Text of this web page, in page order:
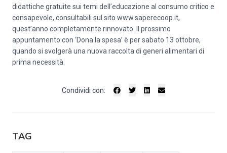
didattiche gratuite sui temi dell’educazione al consumo critico e
consapevole, consultabili sul sito www.saperecoop.it,
quest’anno completamente rinnovato. Il prossimo
appuntamento con ‘Dona la spesa’ è per sabato 13 ottobre,
quando si svolgerà una nuova raccolta di generi alimentari di
prima necessità.
Condividi con:
TAG